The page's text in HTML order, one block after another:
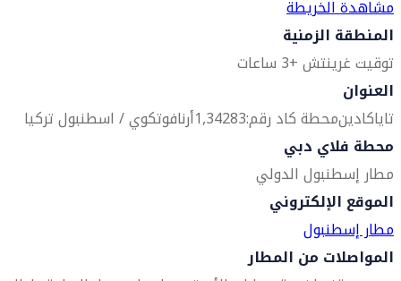
مشاهدة الخريطة
المنطقة الزمنية
توقيت غرينتش +3 ساعات
العنوان
تاياكادينمحطة كاد رقم:1,34283 أرنافوتكوي / اسطنبولتركيا
محطة فلاي دبي
مطار إسطنبول الدولي
الموقع الإلكتروني
مطار إسطنبول
المواصلات من المطار